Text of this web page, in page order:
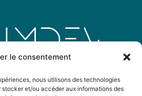
le consentement
nous utilisons des technologies
et/ou accéder aux informations des
d’imagerie médicale